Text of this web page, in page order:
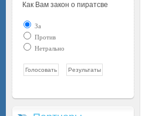
Как Вам закон о пиратсве
За
Против
Нетрально